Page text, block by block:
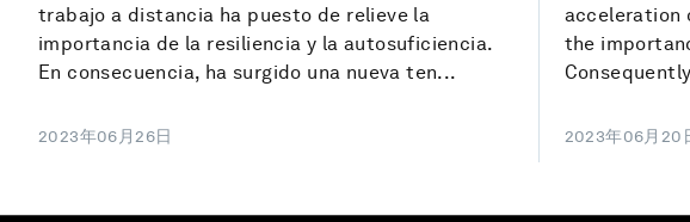
trabajo a distancia ha puesto de relieve la
importancia de la resiliencia y la autosuficiencia.
En consecuencia, ha surgido una nueva ten...
2023年06月26日
acceleration
the
2023年06月20